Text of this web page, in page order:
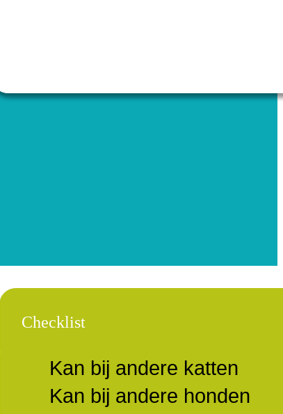
Checklist
Kan bij andere katten
Kan bij andere honden